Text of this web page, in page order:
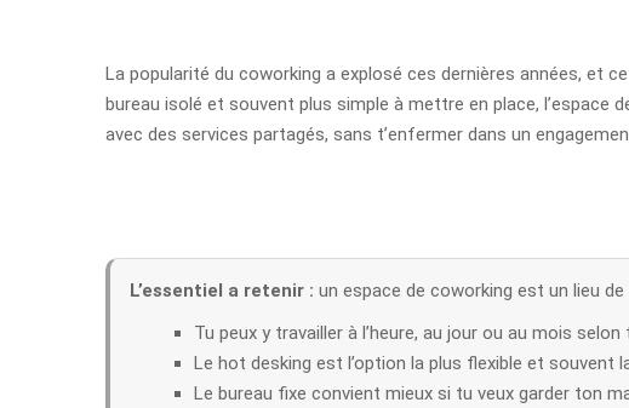
La popularité du coworking a explosé ces dernières années, et
bureau isolé et souvent plus simple à mettre en place,
avec des services partagés, sans t’enfermer dans un
L’essentiel a retenir : un espace de coworking est un lieu
Tu peux y travailler à l’heure, au jour ou au mois selon
Le hot desking est l’option la plus flexible et souvent
Le bureau fixe convient mieux si tu veux garder ton